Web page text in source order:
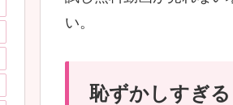
い。
恥ずかしすぎ